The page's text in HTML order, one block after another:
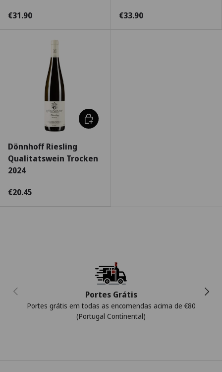
€31.90
€33.90
Dönnhoff Riesling
Qualitatswein Trocken
2024
€20.45
Escolha as opções
Anterior Portes Grátis
Portes grátis em todas as encomendas acima de €80
(Portugal Continental)